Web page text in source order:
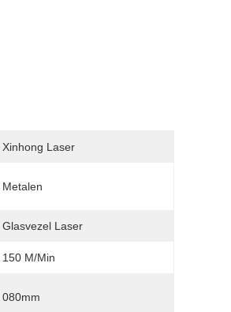
Xinhong Laser
Metalen
Glasvezel Laser
150 M/min
080mm